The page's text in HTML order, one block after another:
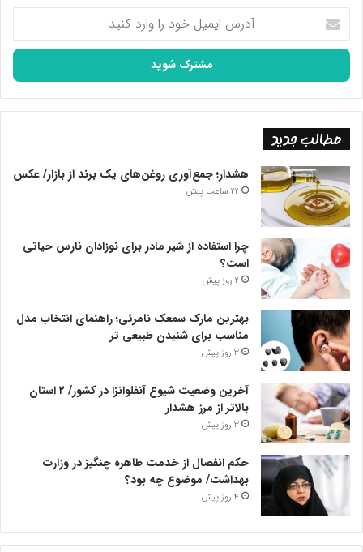
آدرس
ایمیل
خود
وارد
کنید
مطالب جدید
هشدار؛ جمع‌آوری روغن‌های یک برند از بازار/ عکس
22 ساعت پیش
چرا استفاده از شیر مادر برای نوزادان نارس حیاتی
است؟
2 روز پیش
بهترین مارک سمعک نامرئی؛ راهنمای انتخاب مدل
مناسب برای شنیدن طبیعی تر
3 روز پیش
آخرین وضعیت شیوع آنفلوانزا در کشور/ ۲ استان
بالاتر از مرز هشدار
3 روز پیش
حکم انفصال از خدمت طاهره چنگیز در وزارت
بهداشت/ موضوع چه بود؟
4 روز پیش